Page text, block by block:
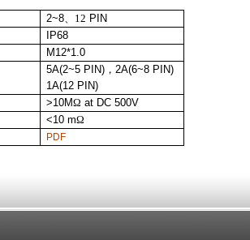
2~8、12 PIN
IP68
M12*1.0
5A(2~5 PIN)，2A(6~8 PIN)
1A(12 PIN)
>10MΩ at DC 500V
<10 mΩ
PDF